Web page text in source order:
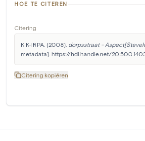
HOE TE CITEREN
Citering
KIK-IRPA. (2008). dorpsstraat -
metadata]. https://hdl.handle.net/
Citering kopiëren